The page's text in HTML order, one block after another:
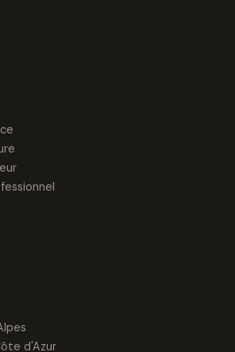
d'Azur